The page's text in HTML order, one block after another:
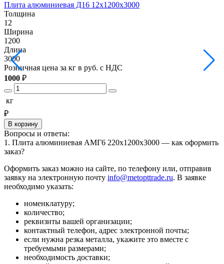
Плита алюминиевая Д16 12х1200х3000
Толщина
12
Ширина
1200
Длина
3000
Розничная цена за кг в руб. с НДС
1000 ₽
кг
₽
В корзину
Вопросы и ответы:
1. Плита алюминиевая АМГ6 220х1200х3000 — как оформить
заказ?
Оформить заказ можно на сайте, по телефону или, отправив
заявку на электронную почту info@metopttrade.ru. В заявке
необходимо указать:
номенклатуру;
количество;
реквизиты вашей организации;
контактный телефон, адрес электронной почты;
если нужна резка металла, укажите это вместе с
требуемыми размерами;
необходимость доставки;